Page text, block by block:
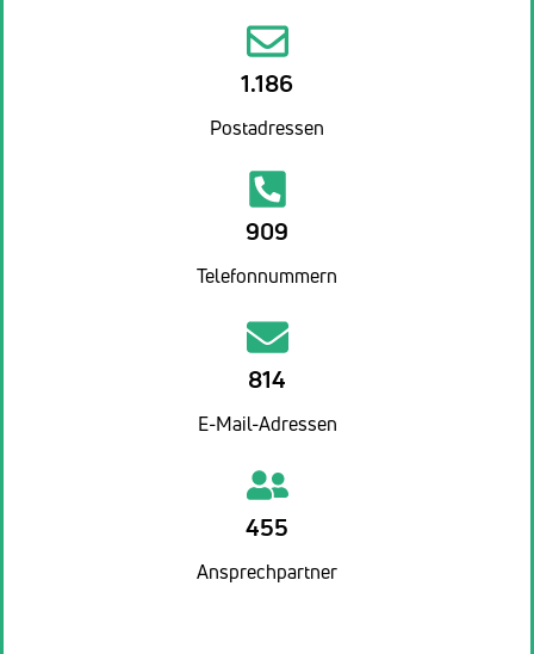
1.186
Postadressen
909
Telefonnummern
814
E-Mail-Adressen
455
Ansprechpartner